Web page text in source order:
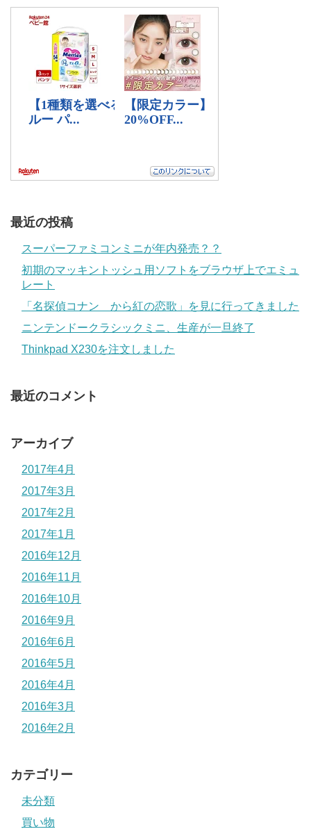
最近の投稿
スーパーファミコンミニが年内発売？？
初期のマッキントッシュ用ソフトをブラウザ上でエミュ
レート
「名探偵コナン から紅の恋歌」を見に行ってきました
ニンテンドークラシックミニ、生産が一旦終了
Thinkpad X230を注文しました
最近のコメント
アーカイブ
2017年4月
2017年3月
2017年2月
2017年1月
2016年12月
2016年11月
2016年10月
2016年9月
2016年6月
2016年5月
2016年4月
2016年3月
2016年2月
カテゴリー
未分類
買い物